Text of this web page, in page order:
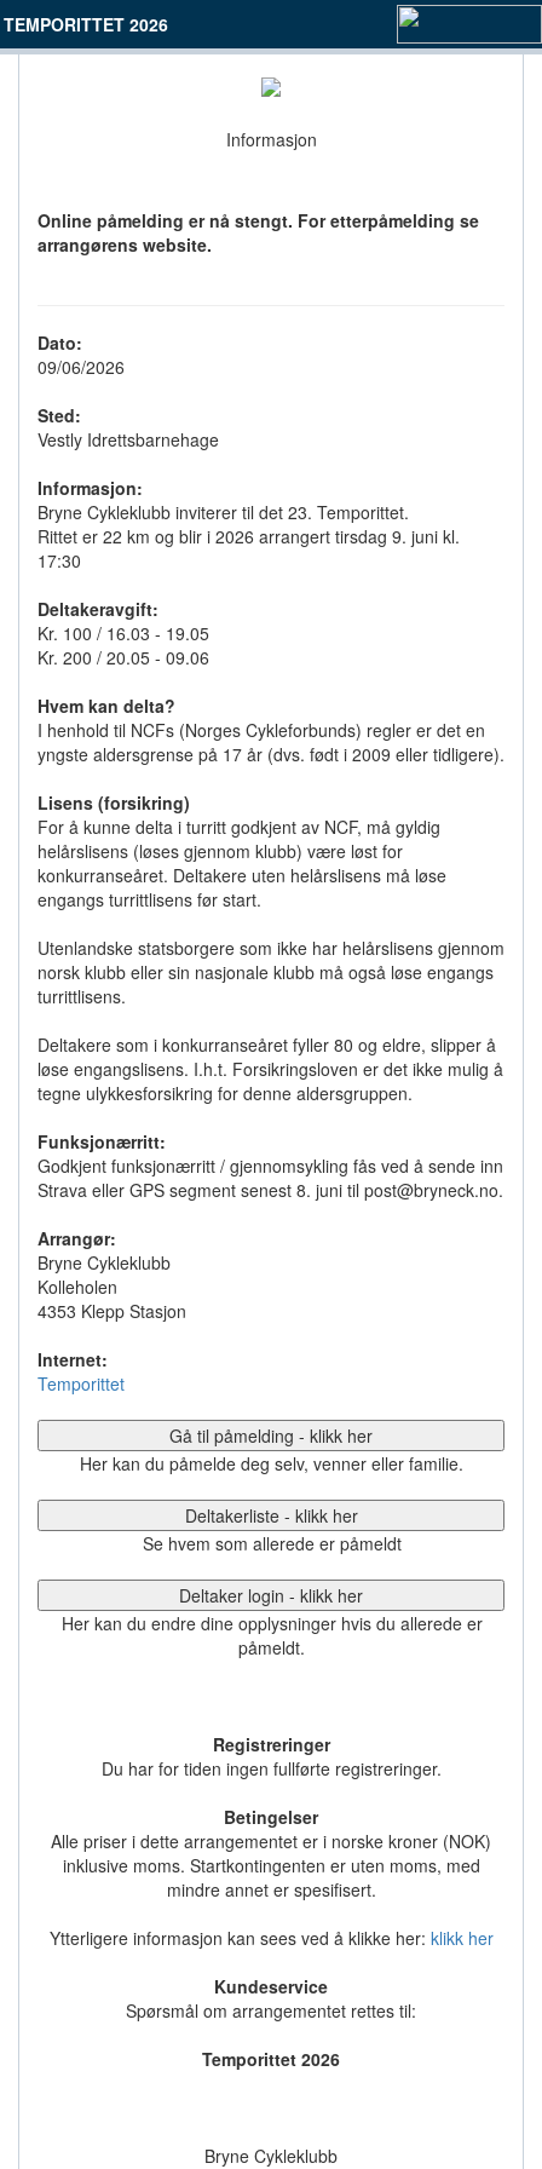
TEMPORITTET 2026
Informasjon
Online påmelding er nå stengt. For etterpåmelding se
arrangørens website.
Dato:
09/06/2026
Sted:
Vestly Idrettsbarnehage
Informasjon:
Bryne Cykleklubb inviterer til det 23. Temporittet.
Rittet er 22 km og blir i 2026 arrangert tirsdag 9. juni kl.
17:30
Deltakeravgift:
Kr. 100 / 16.03 - 19.05
Kr. 200 / 20.05 - 09.06
Hvem kan delta?
I henhold til NCFs (Norges Cykleforbunds) regler er det en
yngste aldersgrense på 17 år (dvs. født i 2009 eller tidligere).
Lisens (forsikring)
For å kunne delta i turritt godkjent av NCF, må gyldig
helårslisens (løses gjennom klubb) være løst for
konkurranseåret. Deltakere uten helårslisens må løse
engangs turrittlisens før start.
Utenlandske statsborgere som ikke har helårslisens gjennom
norsk klubb eller sin nasjonale klubb må også løse engangs
turrittlisens.
Deltakere som i konkurranseåret fyller 80 og eldre, slipper å
løse engangslisens. I.h.t. Forsikringsloven er det ikke mulig å
tegne ulykkesforsikring for denne aldersgruppen.
Funksjonærritt:
Godkjent funksjonærritt / gjennomsykling fås ved å sende inn
Strava eller GPS segment senest 8. juni til post@bryneck.no.
Arrangør:
Bryne Cykleklubb
Kolleholen
4353 Klepp Stasjon
Internet:
Temporittet
Gå til påmelding - klikk her
Her kan du påmelde deg selv, venner eller familie.
Deltakerliste - klikk her
Se hvem som allerede er påmeldt
Deltaker login - klikk her
Her kan du endre dine opplysninger hvis du allerede er
påmeldt.
Registreringer
Du har for tiden ingen fullførte registreringer.
Betingelser
Alle priser i dette arrangementet er i norske kroner (NOK)
inklusive moms. Startkontingenten er uten moms, med
mindre annet er spesifisert.
Ytterligere informasjon kan sees ved å klikke her: klikk her
Kundeservice
Spørsmål om arrangementet rettes til:
Temporittet 2026
Bryne Cykleklubb